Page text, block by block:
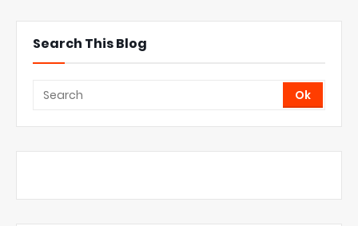
Search This Blog